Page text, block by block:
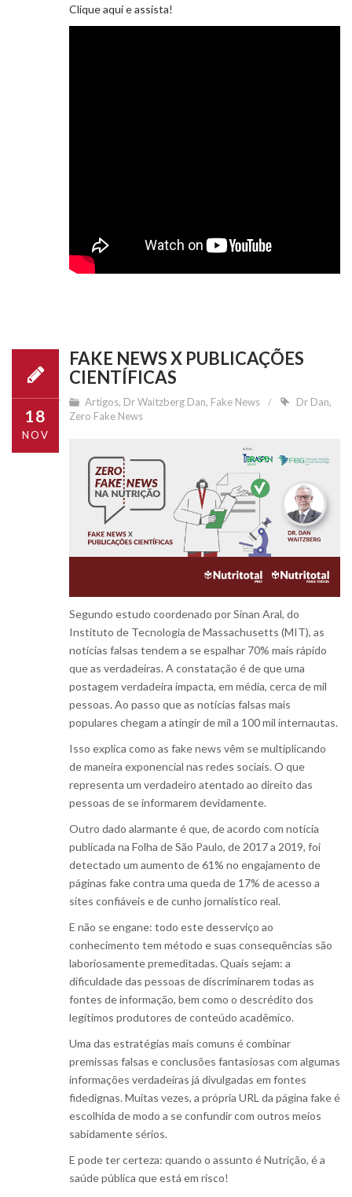
Clique aqui e assista!
18
NOV
FAKE NEWS X PUBLICAÇÕES
CIENTÍFICAS
Artigos, Dr Waitzberg Dan, Fake News Dr Dan,
Zero Fake News
Segundo estudo coordenado por Sinan Aral, do
Instituto de Tecnologia de Massachusetts (MIT), as
notícias falsas tendem a se espalhar 70% mais rápido
que as verdadeiras. A constatação é de que uma
postagem verdadeira impacta, em média, cerca de mil
pessoas. Ao passo que as notícias falsas mais
populares chegam a atingir de mil a 100 mil internautas.
Isso explica como as fake news vêm se multiplicando
de maneira exponencial nas redes sociais. O que
representa um verdadeiro atentado ao direito das
pessoas de se informarem devidamente.
Outro dado alarmante é que, de acordo com notícia
publicada na Folha de São Paulo, de 2017 a 2019, foi
detectado um aumento de 61% no engajamento de
páginas fake contra uma queda de 17% de acesso a
sites confiáveis e de cunho jornalístico real.
E não se engane: todo este desserviço ao
conhecimento tem método e suas consequências são
laboriosamente premeditadas. Quais sejam: a
dificuldade das pessoas de discriminarem todas as
fontes de informação, bem como o descrédito dos
legítimos produtores de conteúdo acadêmico.
Uma das estratégias mais comuns é combinar
premissas falsas e conclusões fantasiosas com algumas
informações verdadeiras já divulgadas em fontes
fidedignas. Muitas vezes, a própria URL da página fake é
escolhida de modo a se confundir com outros meios
sabidamente sérios.
E pode ter certeza: quando o assunto é Nutrição, é a
saúde pública que está em risco!